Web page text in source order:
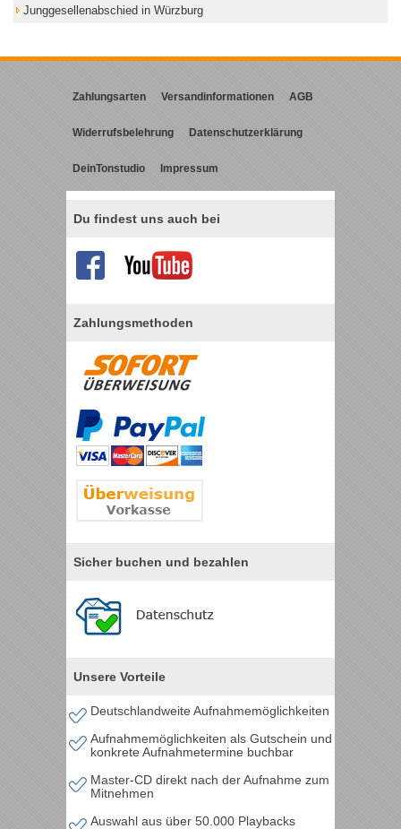
Junggesellenabschied in Würzburg
Zahlungsarten Versandinformationen AGB
Widerrufsbelehrung Datenschutzerklärung
DeinTonstudio Impressum
Du findest uns auch bei
Zahlungsmethoden
Sicher buchen und bezahlen
Unsere Vorteile
Deutschlandweite Aufnahmemöglichkeiten
Aufnahmemöglichkeiten als Gutschein und
konkrete Aufnahmetermine buchbar
Master-CD direkt nach der Aufnahme zum
Mitnehmen
Auswahl aus über 50.000 Playbacks